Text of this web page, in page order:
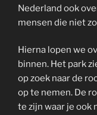
Nederland ook
mensen die niet
Hierna lopen we
binnen. Het park
op zoek naar de
op te nemen. De
te zijn waar je ook